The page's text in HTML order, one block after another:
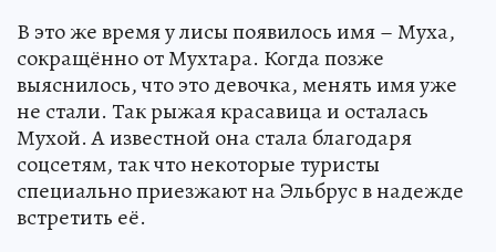
В это же время у лисы появилось имя – Муха,
сокращённо от Мухтара. Когда позже
выяснилось, что это девочка, менять имя уже
не стали. Так рыжая красавица и осталась
Мухой. А известной она стала благодаря
соцсетям, так что некоторые туристы
специально приезжают на Эльбрус в надежде
встретить её.